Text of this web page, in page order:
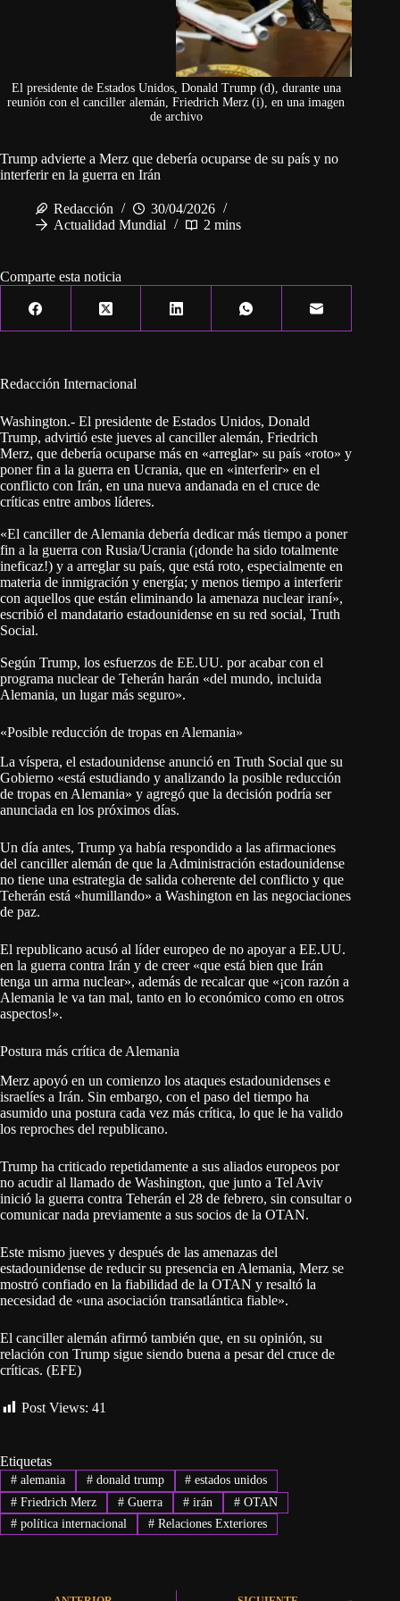
El presidente de Estados Unidos, Donald Trump (d), durante una
reunión con el canciller alemán, Friedrich Merz (i), en una imagen
de archivo
Trump advierte a Merz que debería ocuparse de su país y no
interferir en la guerra en Irán
Redacción
30/04/2026
Actualidad Mundial
2 mins
Comparte esta noticia
Redacción Internacional
Washington.- El presidente de Estados Unidos, Donald
Trump, advirtió este jueves al canciller alemán, Friedrich
Merz, que debería ocuparse más en «arreglar» su país «roto» y
poner fin a la guerra en Ucrania, que en «interferir» en el
conflicto con Irán, en una nueva andanada en el cruce de
críticas entre ambos líderes.
«El canciller de Alemania debería dedicar más tiempo a poner
fin a la guerra con Rusia/Ucrania (¡donde ha sido totalmente
ineficaz!) y a arreglar su país, que está roto, especialmente en
materia de inmigración y energía; y menos tiempo a interferir
con aquellos que están eliminando la amenaza nuclear iraní»,
escribió el mandatario estadounidense en su red social, Truth
Social.
Según Trump, los esfuerzos de EE.UU. por acabar con el
programa nuclear de Teherán harán «del mundo, incluida
Alemania, un lugar más seguro».
«Posible reducción de tropas en Alemania»
La víspera, el estadounidense anunció en Truth Social que su
Gobierno «está estudiando y analizando la posible reducción
de tropas en Alemania» y agregó que la decisión podría ser
anunciada en los próximos días.
Un día antes, Trump ya había respondido a las afirmaciones
del canciller alemán de que la Administración estadounidense
no tiene una estrategia de salida coherente del conflicto y que
Teherán está «humillando» a Washington en las negociaciones
de paz.
El republicano acusó al líder europeo de no apoyar a EE.UU.
en la guerra contra Irán y de creer «que está bien que Irán
tenga un arma nuclear», además de recalcar que «¡con razón a
Alemania le va tan mal, tanto en lo económico como en otros
aspectos!».
Postura más crítica de Alemania
Merz apoyó en un comienzo los ataques estadounidenses e
israelíes a Irán. Sin embargo, con el paso del tiempo ha
asumido una postura cada vez más crítica, lo que le ha valido
los reproches del republicano.
Trump ha criticado repetidamente a sus aliados europeos por
no acudir al llamado de Washington, que junto a Tel Aviv
inició la guerra contra Teherán el 28 de febrero, sin consultar o
comunicar nada previamente a sus socios de la OTAN.
Este mismo jueves y después de las amenazas del
estadounidense de reducir su presencia en Alemania, Merz se
mostró confiado en la fiabilidad de la OTAN y resaltó la
necesidad de «una asociación transatlántica fiable».
El canciller alemán afirmó también que, en su opinión, su
relación con Trump sigue siendo buena a pesar del cruce de
críticas. (EFE)
Post Views: 41
Etiquetas
#alemania #donald trump # estados unidos
#Friedrich Merz #Guerra # irán # OTAN
#política internacional #Relaciones Exteriores